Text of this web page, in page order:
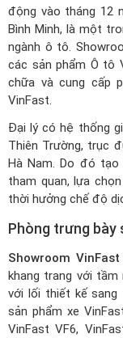
động vào tháng 12
Bình Minh, là một
ngành ô tô.
các sản phẩm Ô tô
chữa và cung cấp
VinFast.
Đại lý có hệ thống
Thiên Trường, trục
Hà Nam. Do đó
tham quan, lựa
thời hưởng chế độ
Phòng trưng bày
Showroom
khang trang với
với lối thiết kế sang
sản phẩm xe
VinFast VF6,